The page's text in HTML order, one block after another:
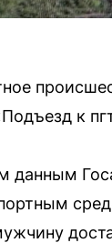
к
данным